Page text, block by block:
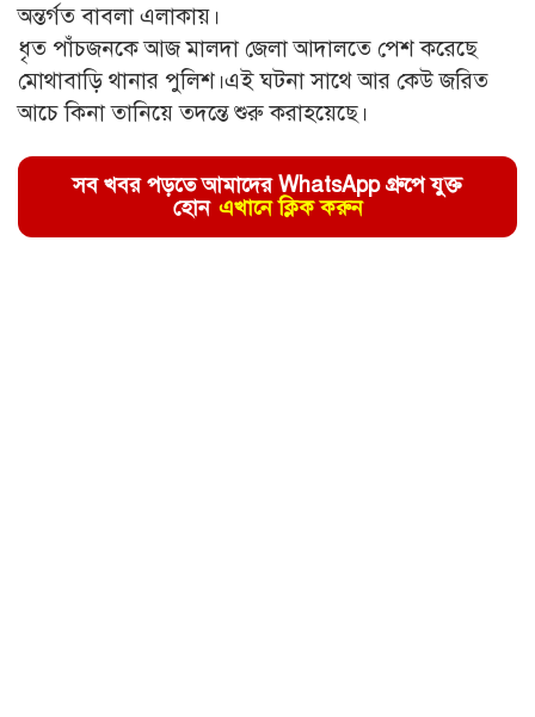
অন্তর্গত বাবলা এলাকায়।
ধৃত পাঁচজনকে আজ মালদা জেলা আদালতে পেশ করেছে
মোথাবাড়ি থানার পুলিশ।এই ঘটনা সাথে আর কেউ জরিত
আচে কিনা তানিয়ে তদন্তে শুরু করাহয়েছে।
সব খবর পড়তে আমাদের WhatsApp গ্রুপে যুক্ত
হোন এখানে ক্লিক করুন